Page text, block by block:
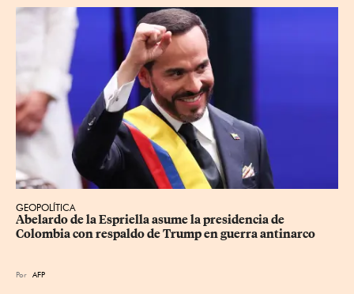
GEOPOLÍTICA
Abelardo de la Espriella asume la presidencia de
Colombia con respaldo de Trump en guerra antinarco
Por AFP